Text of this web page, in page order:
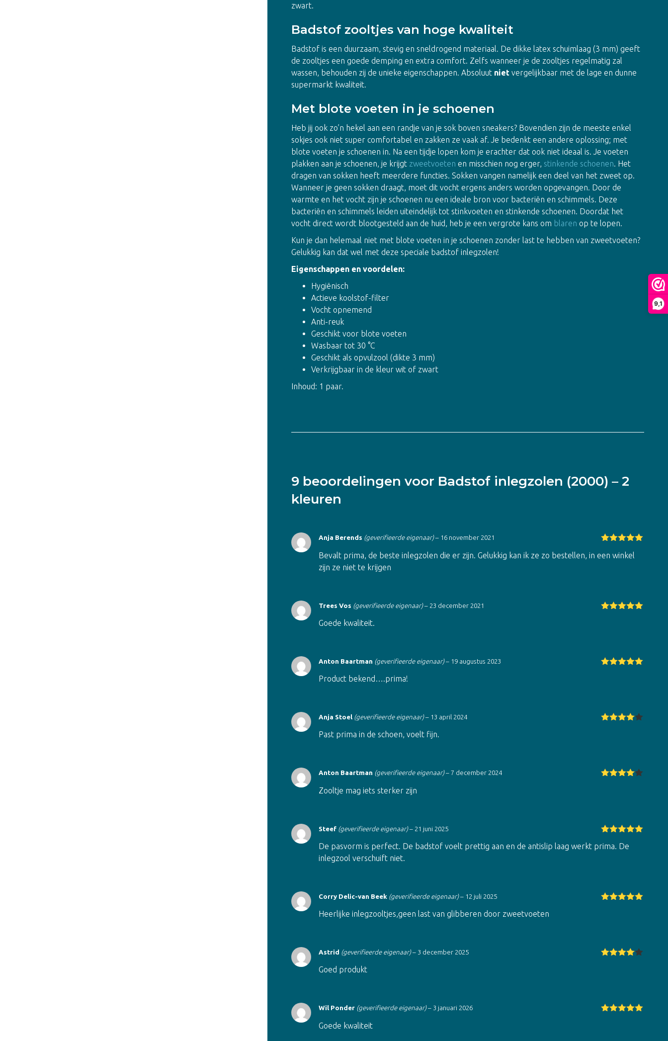
9,1
zwart.
Badstof zooltjes van hoge kwaliteit
Badstof is een duurzaam, stevig en sneldrogend materiaal. De dikke latex schuimlaag (3 mm) geeft
de zooltjes een goede demping en extra comfort. Zelfs wanneer je de zooltjes regelmatig zal
wassen, behouden zij de unieke eigenschappen. Absoluut nietvergelijkbaar met de lage en dunne
supermarkt kwaliteit.
Met blote voeten in je schoenen
Heb jij ook zo’n hekel aan een randje van je sok boven sneakers? Bovendien zijn de meeste enkel
sokjes ook niet super comfortabel en zakken ze vaak af. Je bedenkt een andere oplossing; met
blote voeten je schoenen in. Na een tijdje lopen kom je erachter dat ook niet ideaal is. Je voeten
plakken aan je schoenen, je krijgt zweetvoeten en misschien nog erger, stinkende schoenen. Het
dragen van sokken heeft meerdere functies. Sokken vangen namelijk een deel van het zweet op.
Wanneer je geen sokken draagt, moet dit vocht ergens anders worden opgevangen. Door de
warmte en het vocht zijn je schoenen nu een ideale bron voor bacteriën en schimmels. Deze
bacteriën en schimmels leiden uiteindelijk tot stinkvoeten en stinkende schoenen. Doordat het
vocht direct wordt blootgesteld aan de huid, heb je een vergrote kans om blaren op te lopen.
Kun je dan helemaal niet met blote voeten in je schoenen zonder last te hebben van zweetvoeten?
Gelukkig kan dat wel met deze speciale badstof inlegzolen!
Eigenschappen en voordelen:
Hygiënisch
Actieve koolstof-filter
Vocht opnemend
Anti-reuk
Geschikt voor blote voeten
Wasbaar tot 30 °C
Geschikt als opvulzool (dikte 3 mm)
Verkrijgbaar in de kleur wit of zwart
Inhoud: 1 paar.
9 beoordelingen voor Badstof inlegzolen (2000) – 2
kleuren
5uit 5
Anja Berends (geverifieerde eigenaar) – 16 november 2021
Bevalt prima, de beste inlegzolen die er zijn. Gelukkig kan ik ze zo bestellen, in een winkel
zijn ze niet te krijgen
Trees Vos (geverifieerde eigenaar) – 23 december 2021
Goede kwaliteit.
Anton Baartman (geverifieerde eigenaar) – 19 augustus 2023
Product bekend….prima!
Anja Stoel (geverifieerde eigenaar) – 13 april 2024
Past prima in de schoen, voelt fijn.
Anton Baartman (geverifieerde eigenaar) – 7 december 2024
Zooltje mag iets sterker zijn
5uit 5
Steef (geverifieerde eigenaar) – 21 juni 2025
De pasvorm is perfect. De badstof voelt prettig aan en de antislip laag werkt prima. De
inlegzool verschuift niet.
Corry Delic-van Beek (geverifieerde eigenaar) – 12 juli 2025
Heerlijke inlegzooltjes,geen last van glibberen door zweetvoeten
Astrid (geverifieerde eigenaar) – 3 december 2025
Goed produkt
Wil Ponder (geverifieerde eigenaar) – 3 januari 2026
Goede kwaliteit